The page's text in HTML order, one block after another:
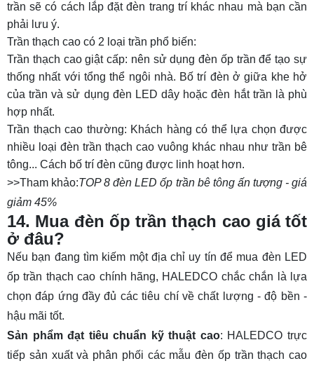
trần sẽ có cách lắp đặt đèn trang trí khác nhau mà bạn cần
phải lưu ý.
Trần thạch cao có 2 loại trần phổ biến:
Trần thạch cao giật cấp: nên sử dụng đèn ốp trần để tạo sự
thống nhất với tổng thể ngôi nhà. Bố trí đèn ở giữa khe hở
của trần và sử dụng đèn LED dây hoặc đèn hắt trần là phù
hợp nhất.
Trần thạch cao thường: Khách hàng có thể lựa chọn được
nhiều loại đèn trần thạch cao vuông khác nhau như trần bê
tông... Cách bố trí đèn cũng được linh hoạt hơn.
>>Tham khảo:TOP 8 đèn LED ốp trần bê tông ấn tượng - giá
giảm 45%
14. Mua đèn ốp trần thạch cao giá tốt
ở đâu?
Nếu bạn đang tìm kiếm một địa chỉ uy tín để mua đèn LED
ốp trần thạch cao chính hãng, HALEDCO chắc chắn là lựa
chọn đáp ứng đầy đủ các tiêu chí về chất lượng - độ bền -
hậu mãi tốt.
Sản phẩm đạt tiêu chuẩn kỹ thuật cao: HALEDCO trực
tiếp sản xuất và phân phối các mẫu đèn ốp trần thạch cao